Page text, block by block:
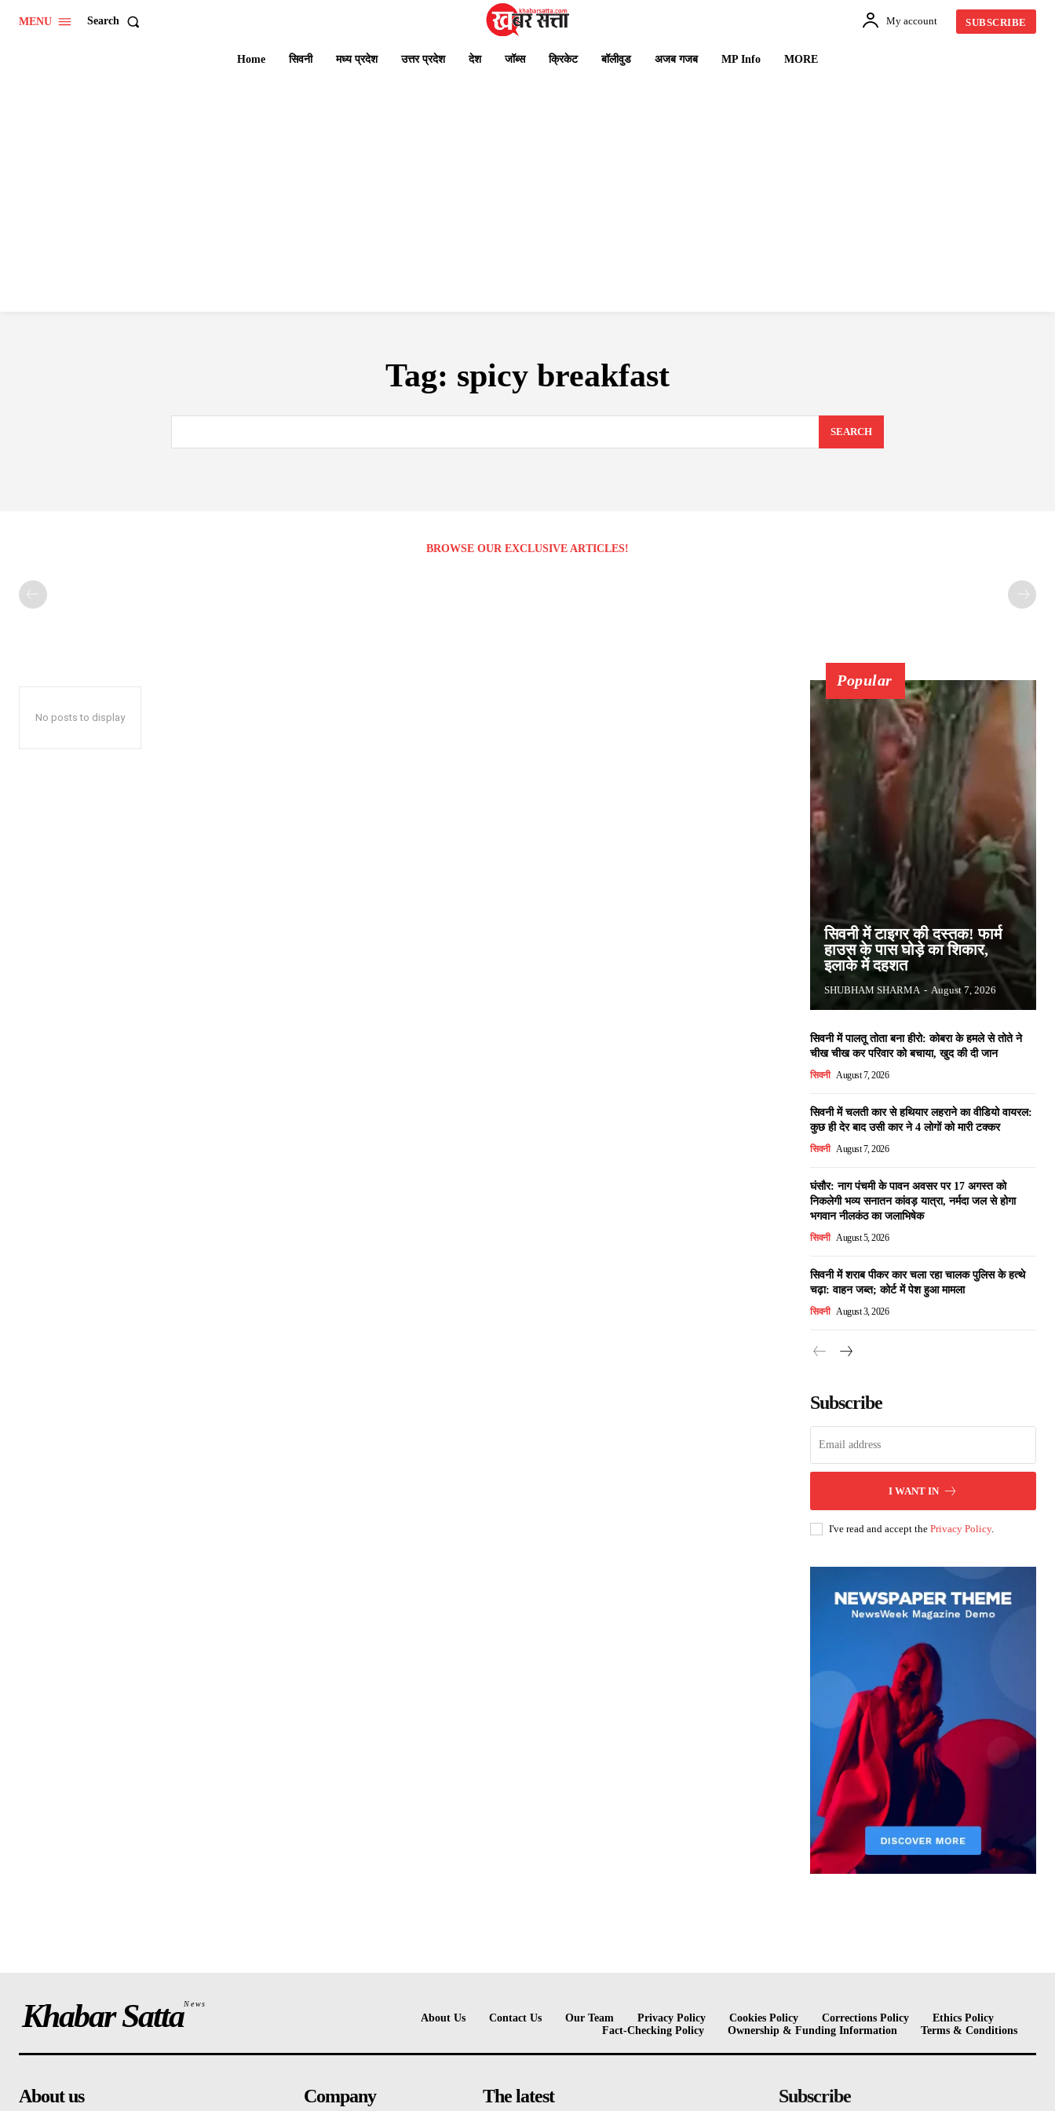
MENU Search My account SUBSCRIBE
Home सिवनी मध्य प्रदेश उत्तर प्रदेश देश जॉब्स क्रिकेट बॉलीवुड अजब गजब MP Info MORE
Tag: spicy breakfast
SEARCH
BROWSE OUR EXCLUSIVE ARTICLES!
No posts to display
Popular
सिवनी में टाइगर की दस्तक! फार्म
हाउस के पास घोड़े का शिकार,
इलाके में दहशत
SHUBHAM SHARMA - August 7, 2026
सिवनी में पालतू तोता बना हीरो: कोबरा के हमले से तोते ने
चीख चीख कर परिवार को बचाया, खुद की दी जान
सिवनी August 7, 2026
सिवनी में चलती कार से हथियार लहराने का वीडियो वायरल:
कुछ ही देर बाद उसी कार ने 4 लोगों को मारी टक्कर
सिवनी August 7, 2026
घंसौर: नाग पंचमी के पावन अवसर पर 17 अगस्त को
निकलेगी भव्य सनातन कांवड़ यात्रा, नर्मदा जल से होगा
भगवान नीलकंठ का जलाभिषेक
सिवनी August 5, 2026
सिवनी में शराब पीकर कार चला रहा चालक पुलिस के हत्थे
चढ़ा: वाहन जब्त; कोर्ट में पेश हुआ मामला
सिवनी August 3, 2026
Subscribe
I WANT IN
I've read and accept the Privacy Policy.
Khabar SattaNews
About Us Contact Us Our Team Privacy Policy Cookies Policy Corrections Policy
Ethics Policy
Fact-Checking Policy
Ownership & Funding Information Terms & Conditions
About us Company The latest Subscribe